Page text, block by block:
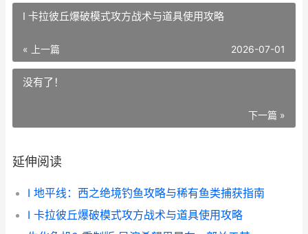
I 卡拉彼丘爆破模式攻方战术与道具使用攻略
« 上一篇 2026-07-01
没有了！
下一篇 »
延伸阅读
I 地平线：西之绝境钓鱼攻略与稀有鱼类捕获指南
I 卡拉彼丘爆破模式攻方战术与道具使用攻略